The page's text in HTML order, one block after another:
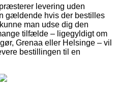
levering uden
gældende hvis der bestilles
man udse dig den
tilfælde – ligegyldigt om
Grenaa eller Helsinge – vil
bestillingen til en